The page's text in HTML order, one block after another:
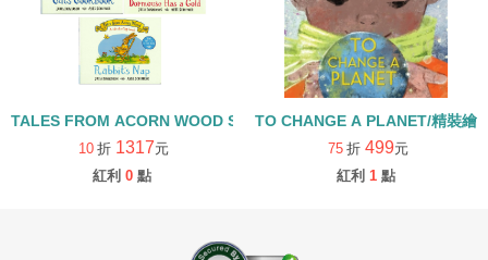
TALES FROM ACORN WOOD STORY COLLECTION 生活日常組/
10 折 1317元
紅利 0 點
TO CHANGE A PLANET/精裝繪
75 折 499元
紅利 1 點